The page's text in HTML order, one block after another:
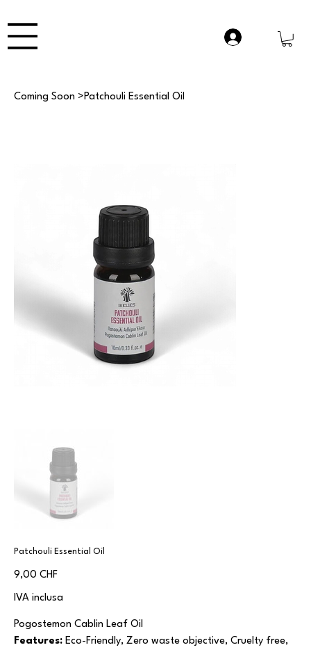
Coming Soon > Patchouli Essential Oil
Patchouli Essential Oil
Prezzo
9,00 CHF
IVA inclusa
Pogostemon Cablin Leaf Oil
Features: Eco-Friendly, Zero waste objective, Cruelty free,